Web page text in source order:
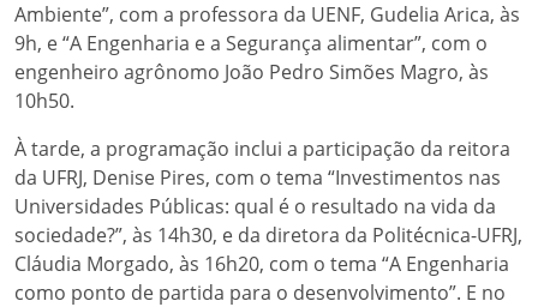
Ambiente”, com a professora da UENF, Gudelia Arica, às
9h, e “A Engenharia e a Segurança alimentar”, com o
engenheiro agrônomo João Pedro Simões Magro, às
10h50.
À tarde, a programação inclui a participação da reitora
da UFRJ, Denise Pires, com o tema “Investimentos nas
Universidades Públicas: qual é o resultado na vida da
sociedade?”, às 14h30, e da diretora da Politécnica-UFRJ,
Cláudia Morgado, às 16h20, com o tema “A Engenharia
como ponto de partida para o desenvolvimento”. E no